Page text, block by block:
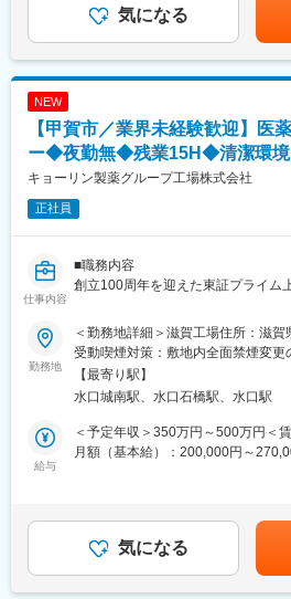
年間休日は123日以上、残業は月平
バランスも重視した働きやすい環境
■想定されるキャリアパス
キャリアアップも目指せます。
■社員インタビューページもご参照く
変更の範囲：会社の定める業務
ン、教育訓練等が含まれます。
■組織構成
上場グループの安定基盤で、専門性
保や最新技術に携われます。
■教育体制
OJTや研修制度が整っており、段階
制です。
異物の徹底管理、５Sの管理、整理
り、重い物の運搬も発生しないため
ランスも重視した働きやすい環境で
り、選考を通じて上下する可能性
当を含めた表記です。
気になる
NEW
【甲賀市／業界未経験歓迎】医
ー◆夜勤無◆残業15H◆清潔環境
キョーリン製薬グループ工場株式会社
正社員
仕事内容
■職務内容
創立100周年を迎えた東証プライム
ています。GMPの高度化を進め、
生産体制を徹底。
残業15時間程度／食堂あり
■業務概要
当社滋賀工場にて、医薬品の包装お
心とした包装業務を担当いただきま
■業務詳細
・医薬品の包装および検査オペレー
勤務地
＜勤務地詳細＞滋賀工場住所：滋
受動喫煙対策：敷地内全面禁煙変
【最寄り駅】
水口城南駅、水口石橋駅、水口駅
給与
＜予定年収＞350万円～500万円＜
月額（基本給）：200,000円～
月）、賞与年2回（7月・12月）賃
り、選考を通じて上下する可能性
当を含めた表記です。
気になる